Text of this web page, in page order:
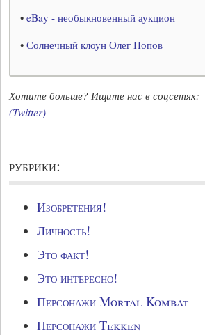
•eBay - необыкновенный аукцион
•Солнечный клоун Олег Попов
Хотите больше? Ищите нас в соцсетях:
(Twitter)
рубрики:
Изобретения!
Личность!
Это факт!
Это интересно!
Персонажи Mortal Kombat
Персонажи Tekken